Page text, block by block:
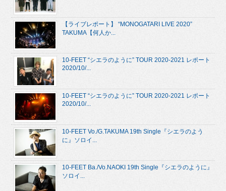
【ライブレポート】 “MONOGATARI LIVE 2020”
TAKUMA【何人か...
10-FEET “シエラのように” TOUR 2020-2021 レポート
2020/10/...
10-FEET “シエラのように” TOUR 2020-2021 レポート
2020/10/...
10-FEET Vo./G.TAKUMA 19th Single『シエラのよう
に』ソロイ...
10-FEET Ba./Vo.NAOKI 19th Single『シエラのように』
ソロイ...